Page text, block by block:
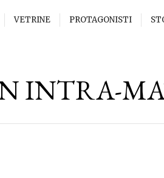
VETRINE PROTAGONISTI
INTRA-